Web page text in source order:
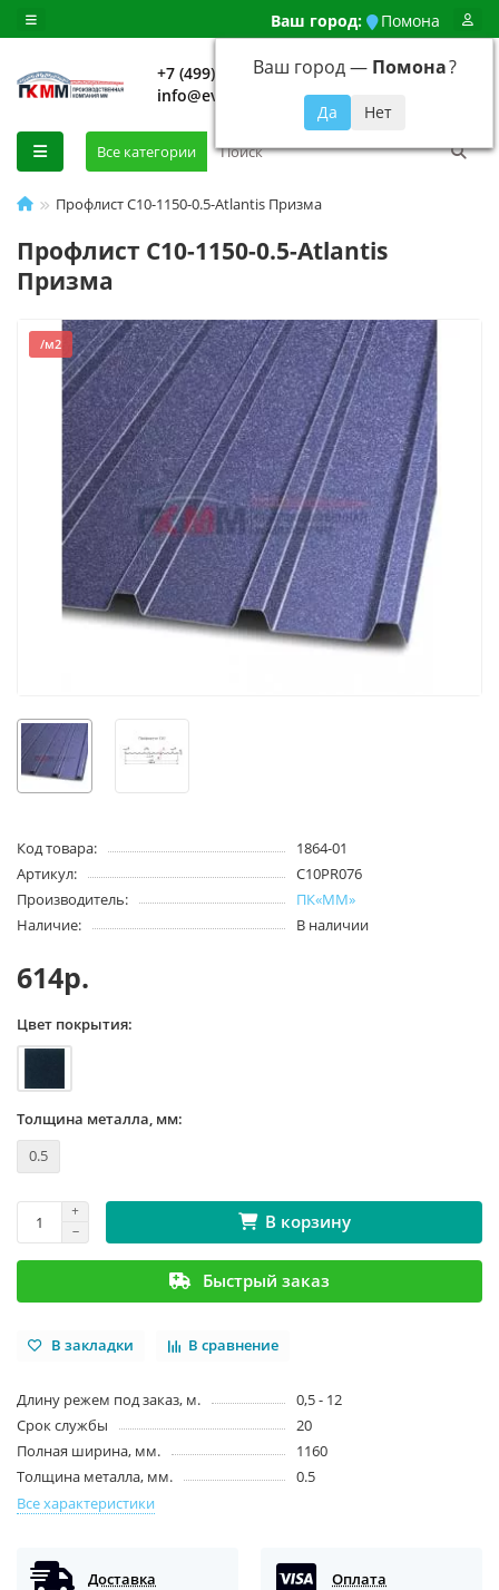
Ваш город: Помона
Ваш город — Помона?
+7 (499) 648-92-94
info@evroshtaketnikmoskva.ru
Все категории
Профлист С10-1150-0.5-Atlantis Призма
Профлист С10-1150-0.5-Atlantis
Призма
/м2
Код товара:
1864-01
Артикул:
С10PR076
Производитель:
ПК«ММ»
Наличие:
В наличии
614р.
Цвет покрытия:
Толщина металла, мм:
0.5
В корзину
Быстрый заказ
В закладки В сравнение
Длину режем под заказ, м.
0,5 - 12
Срок службы
20
Полная ширина, мм.
1160
Толщина металла, мм.
0.5
Все характеристики
Доставка Оплата